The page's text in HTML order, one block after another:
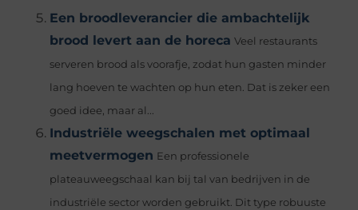
Een broodleverancier die ambachtelijk
brood levert aan de horeca Veel restaurants
serveren brood als voorafje, zodat hun gasten minder
lang hoeven te wachten op hun eten. Dat is zeker een
goed idee, maar al...
Industriële weegschalen met optimaal
meetvermogen Een professionele
plateauweegschaal kan bij tal van bedrijven in de
industriële sector worden gebruikt. Dit type robuuste